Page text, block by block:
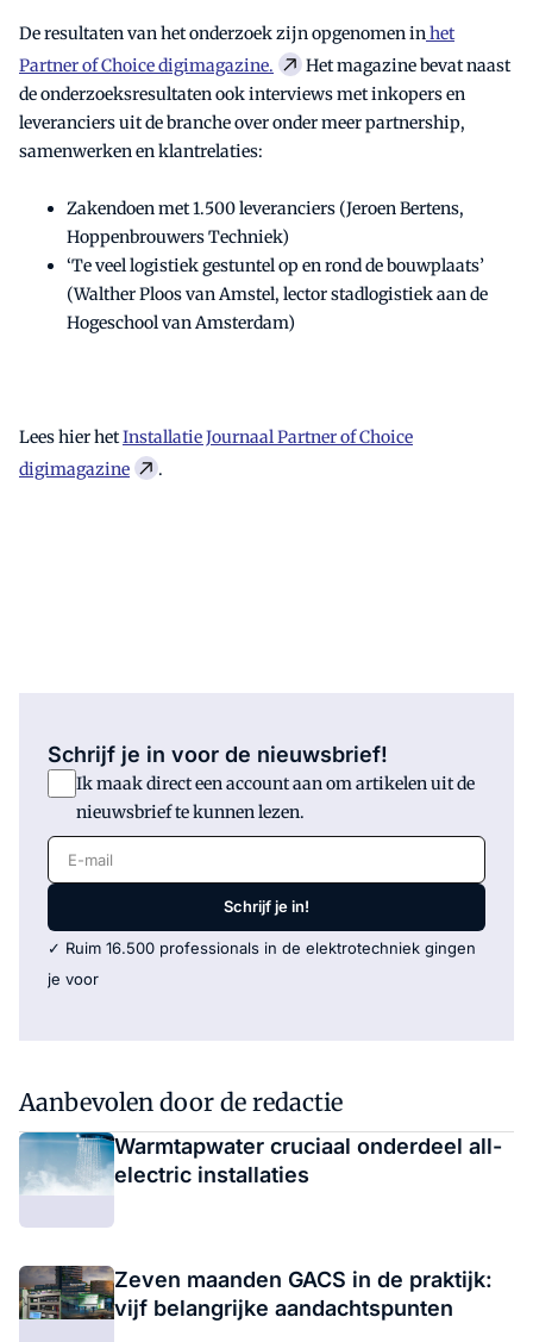
De resultaten van het onderzoek zijn opgenomen inhet
Partner of Choice digimagazine.
Het magazine bevat naast
de onderzoeksresultaten ook interviews met inkopers en
leveranciers uit de branche over onder meer partnership,
samenwerken en klantrelaties:
Zakendoen met 1.500 leveranciers (Jeroen Bertens,
Hoppenbrouwers Techniek)
‘Te veel logistiek gestuntel op en rond de bouwplaats’
(Walther Ploos van Amstel, lector stadlogistiek aan de
Hogeschool van Amsterdam)
Lees hier hetInstallatie Journaal Partner of Choice
digimagazine
.
Schrijf je in voor de nieuwsbrief!
Ik maak direct een account aan om artikelen uit de
nieuwsbrief te kunnen lezen.
E-mail
Schrijf je in!
✓ Ruim 16.500 professionals in de elektrotechniek gingen
je voor
Aanbevolen door de redactie
Warmtapwater cruciaal onderdeel all-
electric installaties
Zeven maanden GACS in de praktijk:
vijf belangrijke aandachtspunten